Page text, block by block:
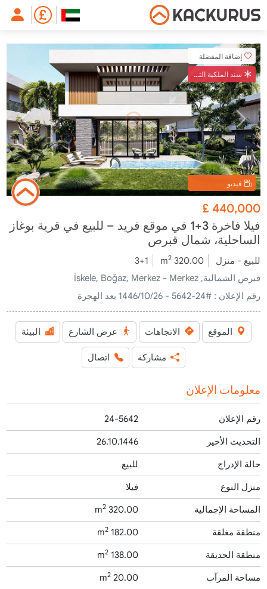
إضافة المفضلة
سند الملكية التركي
فيديو
440,000
£
فيلا فاخرة 3+1 في موقع فريد – للبيع في قرية بوغاز
الساحلية، شمال قبرص
للبيع - منزل 320.00 m
2
3+1
قبرص الشمالية, İskele, Boğaz, Merkez - Merkez
رقم الإعلان : #24-5642 - 26‏‏/10‏‏/1446 بعد الهجرة
الموقع الاتجاهات عرض الشارع البيئة
مشاركة اتصال
معلومات الإعلان
رقم الإعلان 24-5642
التحديث الأخير 26.10.1446
حالة الإدراج للبيع
منزل النوع فيلا
المساحة الإجمالية 320.00 m
2
منطقة مغلقة 182.00 m
2
منطقة الحديقة 138.00 m
2
مساحة المرآب 20.00 m
2